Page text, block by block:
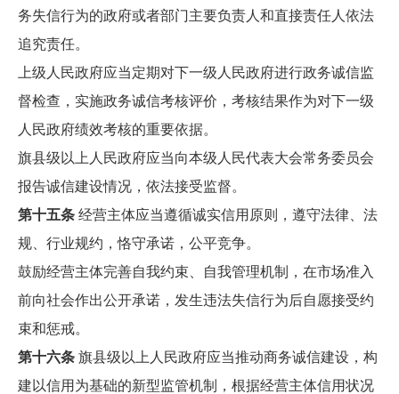
务失信行为的政府或者部门主要负责人和直接责任人依法
追究责任。
上级人民政府应当定期对下一级人民政府进行政务诚信监
督检查，实施政务诚信考核评价，考核结果作为对下一级
人民政府绩效考核的重要依据。
旗县级以上人民政府应当向本级人民代表大会常务委员会
报告诚信建设情况，依法接受监督。
第十五条 经营主体应当遵循诚实信用原则，遵守法律、法
规、行业规约，恪守承诺，公平竞争。
鼓励经营主体完善自我约束、自我管理机制，在市场准入
前向社会作出公开承诺，发生违法失信行为后自愿接受约
束和惩戒。
第十六条 旗县级以上人民政府应当推动商务诚信建设，构
建以信用为基础的新型监管机制，根据经营主体信用状况